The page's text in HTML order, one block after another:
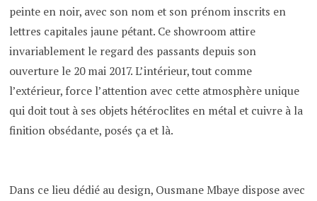
peinte en noir, avec son nom et son prénom inscrits en
lettres capitales jaune pétant. Ce showroom attire
invariablement le regard des passants depuis son
ouverture le 20 mai 2017. L’intérieur, tout comme
l’extérieur, force l’attention avec cette atmosphère unique
qui doit tout à ses objets hétéroclites en métal et cuivre à la
finition obsédante, posés ça et là.
Dans ce lieu dédié au design, Ousmane Mbaye dispose avec